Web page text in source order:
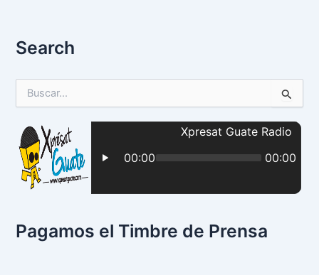
Search
a
Pagamos el Timbre de Prensa